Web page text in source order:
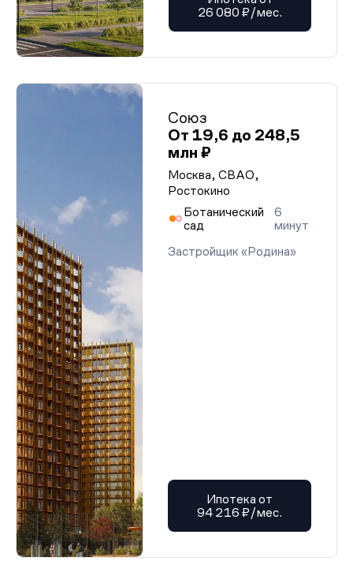
26 080 ₽/мес.
Союз
От 19,6 до 248,5
млн ₽
Москва, СВАО,
Ростокино
Ботанический
сад
6
минут
Застройщик «Родина»
Ипотека от
94 216 ₽/мес.